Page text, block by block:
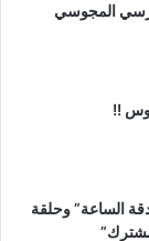
المجوسي
!!
الساعة” وحلقة